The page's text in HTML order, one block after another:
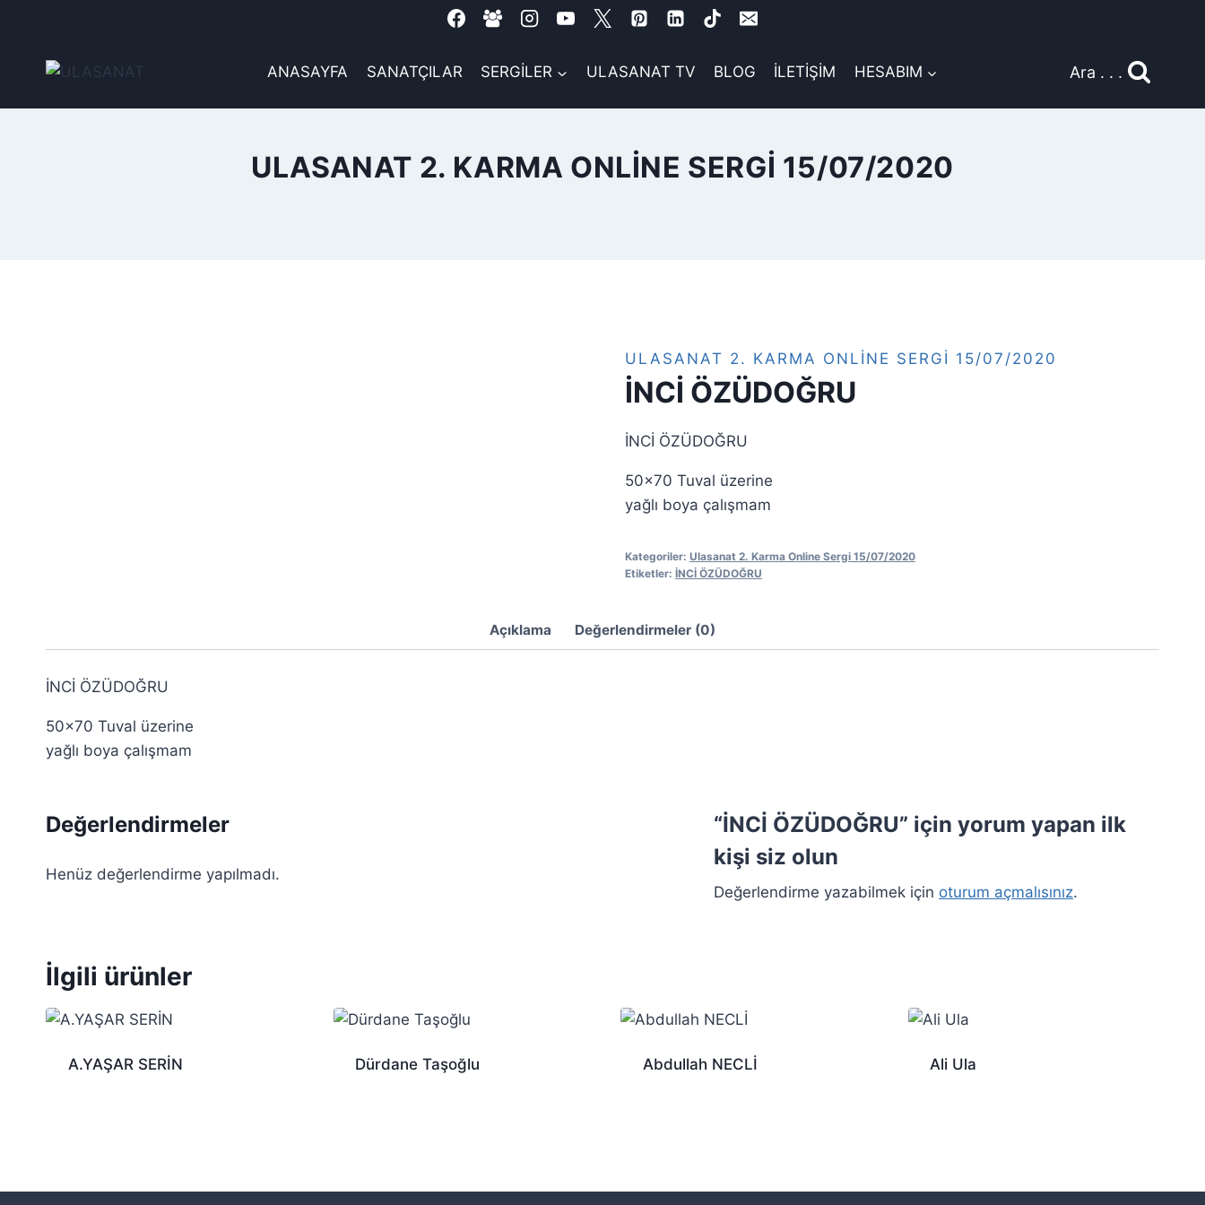
ANASAYFA SANATÇILAR SERGİLER ULASANAT TV BLOG İLETİŞİM HESABIM Ara . . .
ULASANAT 2. KARMA ONLINE SERGI 15/07/2020
ULASANAT 2. KARMA ONLINE SERGI 15/07/2020
İNCİ ÖZÜDOĞRU
İNCİ ÖZÜDOĞRU
50×70 Tuval üzerine
yağlı boya çalışmam
Kategoriler: Ulasanat 2. Karma Online Sergi 15/07/2020
Etiketler: İNCİ ÖZÜDOĞRU
Açıklama Değerlendirmeler (0)
İNCİ ÖZÜDOĞRU
50×70 Tuval üzerine
yağlı boya çalışmam
Değerlendirmeler
Henüz değerlendirme yapılmadı.
“İNCİ ÖZÜDOĞRU” için yorum yapan ilk
kişi siz olun
Değerlendirme yazabilmek için oturum açmalısınız.
İlgili ürünler
A.YAŞAR SERİN Dürdane Taşoğlu Abdullah NECLİ Ali Ula